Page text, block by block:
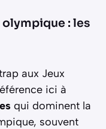
: les
aux Jeux
ici à
qui dominent la
souvent